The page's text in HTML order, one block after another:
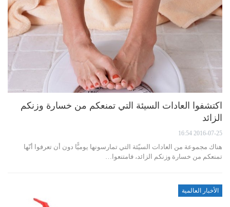
اكتشفوا العادات السيئة التي تمنعكم من خسارة وزنكم
الزائد
2016-07-25 16:54
هناك مجموعة من العادات السيّئة التي تمارسونها يوميًّا دون أن تعرفوا أنّها
تمنعكم من خسارة وزنكم الزائد، فامتنعوا…
الأخبار العالمية